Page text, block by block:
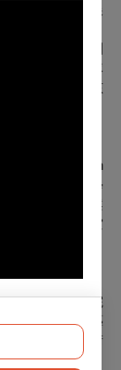
世界劇場設計展
時光の手箱：
楊景翔演劇團
》、《單身租隊
》、《想像的孩
。
MFA NYU Tisch
，國立臺灣大學
。現為自由接案
場及各類跨界空
對話。
立臺灣戲曲學院
師。善用視覺藝
。作品橫跨藝術
舞劇、音樂會、